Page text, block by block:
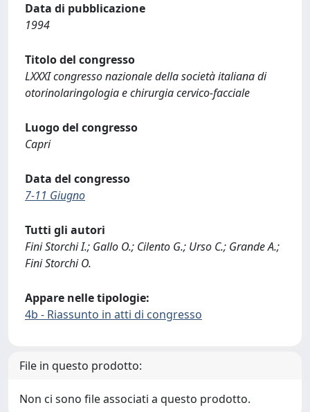
Data di pubblicazione
1994
Titolo del congresso
LXXXI congresso nazionale della società italiana di
otorinolaringologia e chirurgia cervico-facciale
Luogo del congresso
Capri
Data del congresso
7-11 Giugno
Tutti gli autori
Fini Storchi I.; Gallo O.; Cilento G.; Urso C.; Grande A.;
Fini Storchi O.
Appare nelle tipologie:
4b - Riassunto in atti di congresso
File in questo prodotto:
Non ci sono file associati a questo prodotto.